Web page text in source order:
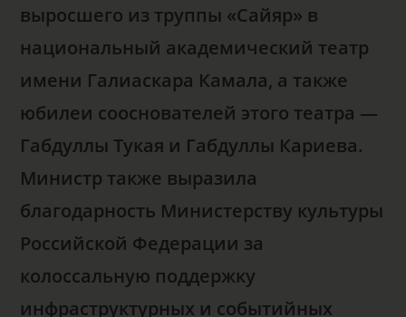
выросшего из труппы «Сайяр» в
национальный академический театр
имени Галиаскара Камала, а также
юбилеи сооснователей этого театра —
Габдуллы Тукая и Габдуллы Кариева.
Министр также выразила
благодарность Министерству культуры
Российской Федерации за
колоссальную поддержку
инфраструктурных и событийных